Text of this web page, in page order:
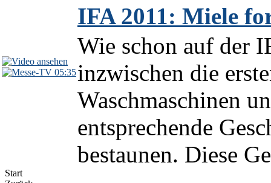
05:35
IFA 2011: Miele
Wie schon auf der
inzwischen die
Waschmaschinen
entsprechende
bestaunen. Diese
Start